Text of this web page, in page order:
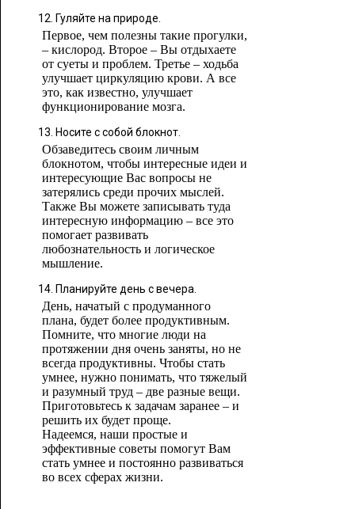
Гуляйте на природе.
Первое, чем полезны такие прогулки,
– кислород. Второе – Вы отдыхаете
от суеты и проблем. Третье – ходьба
улучшает циркуляцию крови. А все
это, как известно, улучшает
функционирование мозга.
Носите с собой блокнот.
Обзаведитесь своим личным
блокнотом, чтобы интересные идеи и
интересующие Вас вопросы не
затерялись среди прочих мыслей.
Также Вы можете записывать туда
интересную информацию – все это
помогает развивать
любознательность и логическое
мышление.
Планируйте день с вечера.
День, начатый с продуманного
плана, будет более продуктивным.
Помните, что многие люди на
протяжении дня очень заняты, но не
всегда продуктивны. Чтобы стать
умнее, нужно понимать, что тяжелый
и разумный труд – две разные вещи.
Приготовьтесь к задачам заранее – и
решить их будет проще.
Надеемся, наши простые и
эффективные советы помогут Вам
стать умнее и постоянно развиваться
во всех сферах жизни.